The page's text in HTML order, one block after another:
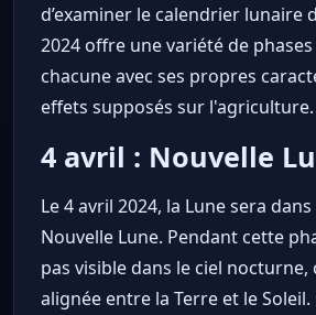
d’examiner le calendrier lunaire
2024 offre une variété de
chacune avec ses propres
effets supposés sur l'agriculture.
4 avril : Nouvelle
Le 4 avril 2024, la Lune sera
Nouvelle Lune. Pendant cette
pas visible dans le ciel nocturne,
alignée entre la Terre et le